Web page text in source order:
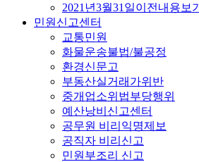
2021년3월31일이전내용보기
민원신고센터
교통민원
화물운송불법/불공정
환경신문고
부동산실거래가위반
중개업소위법부당행위
예산낭비신고센터
공무원 비리익명제보
공직자 비리신고
민원부조리 신고